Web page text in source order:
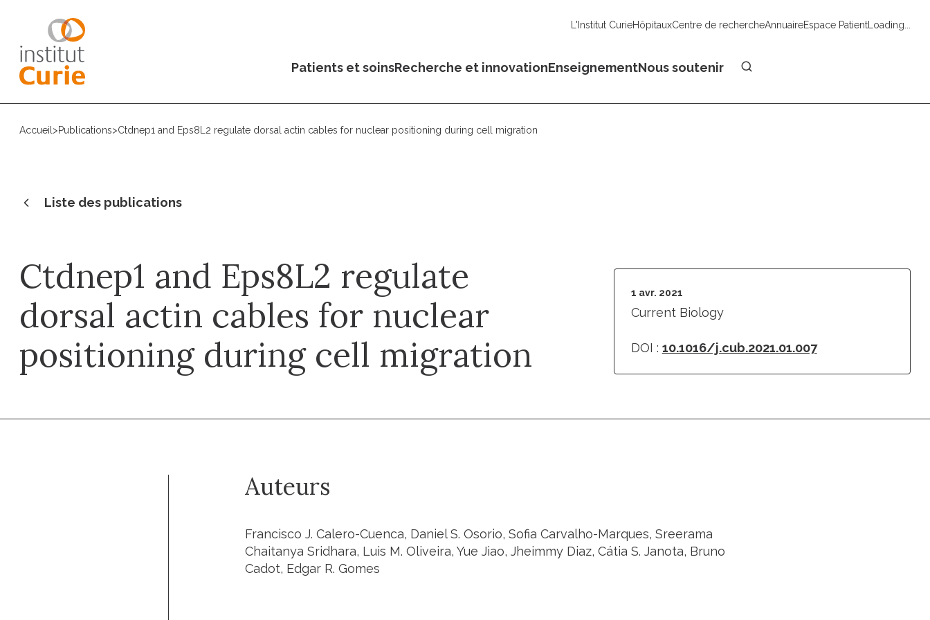
L'Institut CurieHôpitauxCentre de rechercheAnnuaireEspace PatientLoading...
Patients et soinsRecherche et innovationEnseignementNous soutenir
Accueil >Publications>Ctdnep1 and Eps8L2 regulate dorsal actin cables for nuclear positioning during cell migration
Liste des publications
Ctdnep1 and Eps8L2 regulate
dorsal actin cables for nuclear
positioning during cell migration
1 avr. 2021
Current Biology
DOI : 10.1016/j.cub.2021.01.007
Auteurs
Francisco J. Calero-Cuenca, Daniel S. Osorio, Sofia Carvalho-Marques, Sreerama
Chaitanya Sridhara, Luis M. Oliveira, Yue Jiao, Jheimmy Diaz, Cátia S. Janota, Bruno
Cadot, Edgar R. Gomes